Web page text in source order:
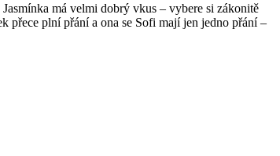
má velmi dobrý vkus – vybere si zákonitě
přece plní přání a ona se Sofi mají jen jedno přání –